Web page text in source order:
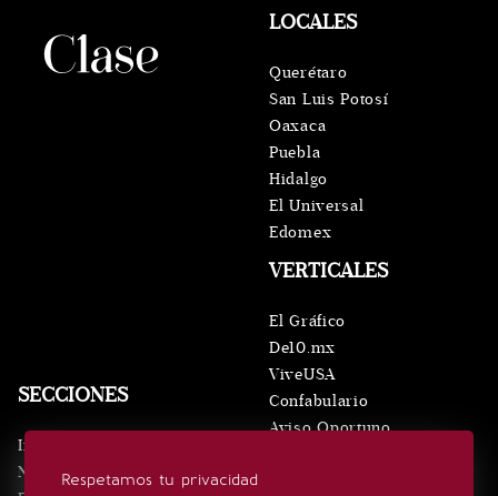
Respetamos tu privacidad
SECCIONES
Inicio
Noticias
VERTICALES
El Gráfico
De10.mx
ViveUSA
Confabulario
Aviso Oportuno
LOCALES
Querétaro
San Luis Potosí
Oaxaca
Puebla
Hidalgo
El Universal
Edomex